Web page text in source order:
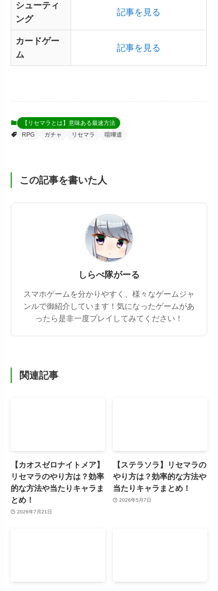
シューティ
ング
記事を見る
カードゲー
ム
記事を見る
【リセマラとは】意味ある最速方法
RPG
ガチャ リセマラ 喧嘩道
この記事を書いた人
しらべ隊がーる
スマホゲームを分かりやすく、様々なゲームジャ
ンルで御紹介しています！気になったゲームがあ
ったら是非一度プレイしてみてください！
関連記事
【カオスゼロナイトメア】
リセマラのやり方は？効率
的な方法や当たりキャラま
とめ！
2026年7月21日
【ステラソラ】リセマラの
やり方は？効率的な方法や
当たりキャラまとめ！
2026年5月7日